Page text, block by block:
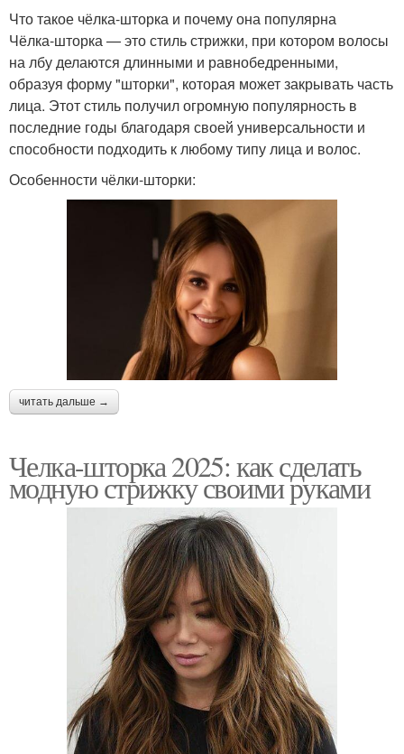
Что такое чёлка-шторка и почему она популярна
Чёлка-шторка — это стиль стрижки, при котором волосы
на лбу делаются длинными и равнобедренными,
образуя форму "шторки", которая может закрывать часть
лица. Этот стиль получил огромную популярность в
последние годы благодаря своей универсальности и
способности подходить к любому типу лица и волос.
Особенности чёлки-шторки:
читать дальше →
Челка-шторка 2025: как сделать
модную стрижку своими руками